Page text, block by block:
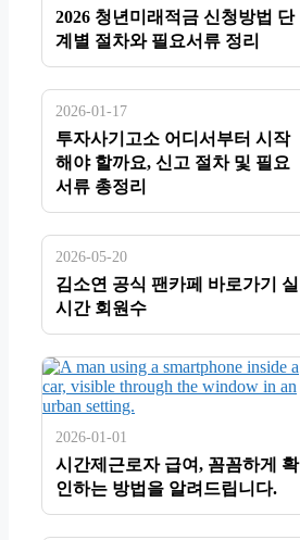
2026 청년미래적금 신청방법 단
계별 절차와 필요서류 정리
2026-01-17
투자사기고소 어디서부터 시작
해야 할까요, 신고 절차 및 필요
서류 총정리
2026-05-20
김소연 공식 팬카페 바로가기 실
시간 회원수
2026-01-01
시간제근로자 급여, 꼼꼼하게 확
인하는 방법을 알려드립니다.